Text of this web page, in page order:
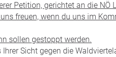
Petition​, gerichtet an die
freuen, wenn du uns im
sollen gestoppt werden.
Sicht gegen die